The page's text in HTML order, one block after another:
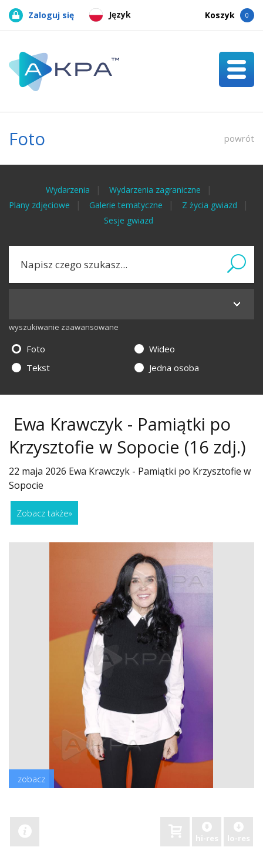
Język
Zaloguj się Koszyk 0
Foto powrót
Wydarzenia
Wydarzenia zagraniczne
Plany zdjęciowe
Galerie tematyczne
Z życia gwiazd
Sesje gwiazd
wyszukiwanie zaawansowane
Foto
Wideo
Tekst
Jedna osoba
Ewa Krawczyk - Pamiątki po
Krzysztofie w Sopocie (16 zdj.)
22 maja 2026 Ewa Krawczyk - Pamiątki po Krzysztofie w
Sopocie
Zobacz także»
zobacz
hi-res lo-res